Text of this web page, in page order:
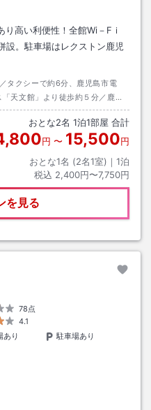
高い利便性！全館Wi－Fｉ
設。駐車場はレクストン鹿児
タクシーで約6分、鹿児島市電
天文館」より徒歩約５分／鹿児
おとな2名 1泊1部屋 合計
円 〜 15,500円
おとな1名 (2名1室)｜ 1泊
税込 2,400円〜7,750円
を見る
78点
4.1
あり
駐車場あり